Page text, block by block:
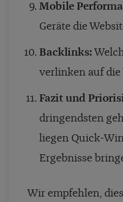
Mobile
Geräte die
Backlinks:
verlinken auf die
Fazit und
dringendsten
liegen Quick-
Ergebnisse
Wir empfehlen,